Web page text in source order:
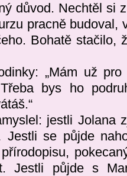
důvod. Nechtěl si
pracně budoval,
Bohatě stačilo,
„Mám už
bys ho
jestli Jolana
Jestli se půjde
Jestli půjde s